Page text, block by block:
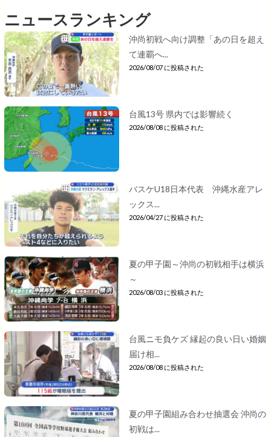
ニュースランキング
沖尚初戦へ向け調整「あの日を超え
て連覇へ...
2026/08/07 に投稿された
台風13号 県内では影響続く
2026/08/08 に投稿された
バスケU18日本代表 沖縄水産アレ
ックス...
2026/04/27 に投稿された
夏の甲子園～沖尚の初戦相手は横浜
～
2026/08/03 に投稿された
台風ニモ負ケズ 縁起の良い日い婚姻
届け相...
2026/08/08 に投稿された
夏の甲子園組み合わせ抽選会 沖尚の
初戦は...